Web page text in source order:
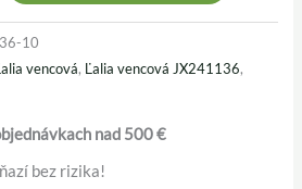
10
vencová, Ľalia vencová JX241136,
nad 500 €
bez rizika!